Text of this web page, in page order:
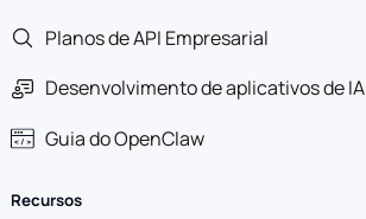
Planos de API Empresarial
Desenvolvimento de aplicativos de IA
Guia do OpenClaw
Recursos